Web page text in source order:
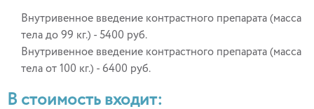
Внутривенное введение контрастного препарата (масса
тела до 99 кг.) - 5400 руб.
Внутривенное введение контрастного препарата (масса
тела от 100 кг.) - 6400 руб.
В стоимость входит: